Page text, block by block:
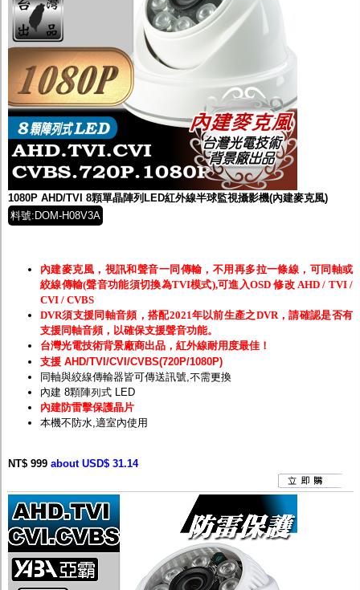
1080P AHD/TVI 8顆單晶陣列LED紅外線半球監視攝影機(內建麥克風)
料號:DOM-H08V3A
內建麥克風，視訊和聲音一同傳輸，不用再多拉一條線，可同軸或
絞線傳輸(聲音功能須切換為TVI模式),可進入OSD 修改 AHD / TVI /
CVI / CVBS
DVR須支援同軸音頻，搭配2021年以前生產之DVR，請確認是否有
支援同軸音頻，以確保支援聲音功能。
台灣光電技術背景廠商出品，紅外線耐用度最佳！
支援 AHD/TVI/CVI/CVBS(720P/1080P)
同軸與絞線傳輸器皆可傳送訊號,不需更換
內建 8顆陣列式 LED
內建防雷擊保護晶片
本機不防水,適室內使用
NT$ 999 about USD$ 31.14